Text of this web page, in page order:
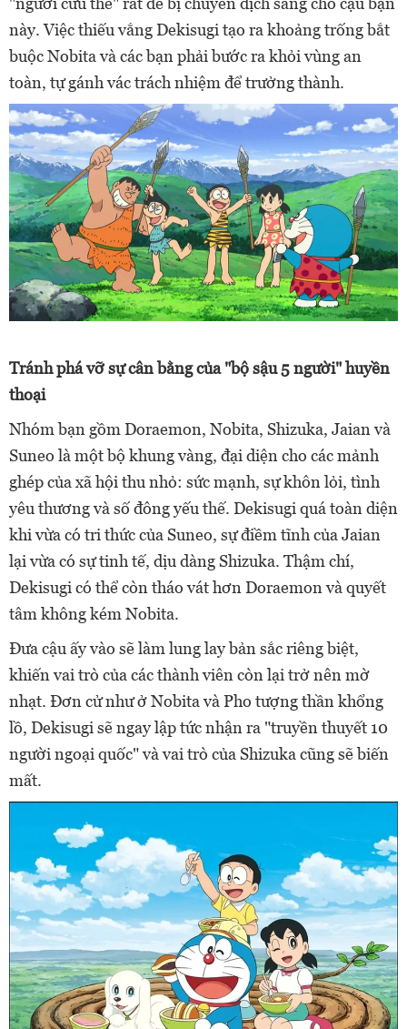
này. Việc thiếu vắng Dekisugi tạo ra khoảng trống bắt
buộc Nobita và các bạn phải bước ra khỏi vùng an
toàn, tự gánh vác trách nhiệm để trưởng thành.
Tránh phá vỡ sự cân bằng của "bộ sậu 5 người" huyền
thoại
Nhóm bạn gồm Doraemon, Nobita, Shizuka, Jaian và
Suneo là một bộ khung vàng, đại diện cho các mảnh
ghép của xã hội thu nhỏ: sức mạnh, sự khôn lỏi, tình
yêu thương và số đông yếu thế. Dekisugi quá toàn diện
khi vừa có tri thức của Suneo, sự điềm tĩnh của Jaian
lại vừa có sự tinh tế, dịu dàng Shizuka. Thậm chí,
Dekisugi có thể còn tháo vát hơn Doraemon và quyết
tâm không kém Nobita.
Đưa cậu ấy vào sẽ làm lung lay bản sắc riêng biệt,
khiến vai trò của các thành viên còn lại trở nên mờ
nhạt. Đơn cử như ở Nobita và Pho tượng thần khổng
lồ, Dekisugi sẽ ngay lập tức nhận ra "truyền thuyết 10
người ngoại quốc" và vai trò của Shizuka cũng sẽ biến
mất.